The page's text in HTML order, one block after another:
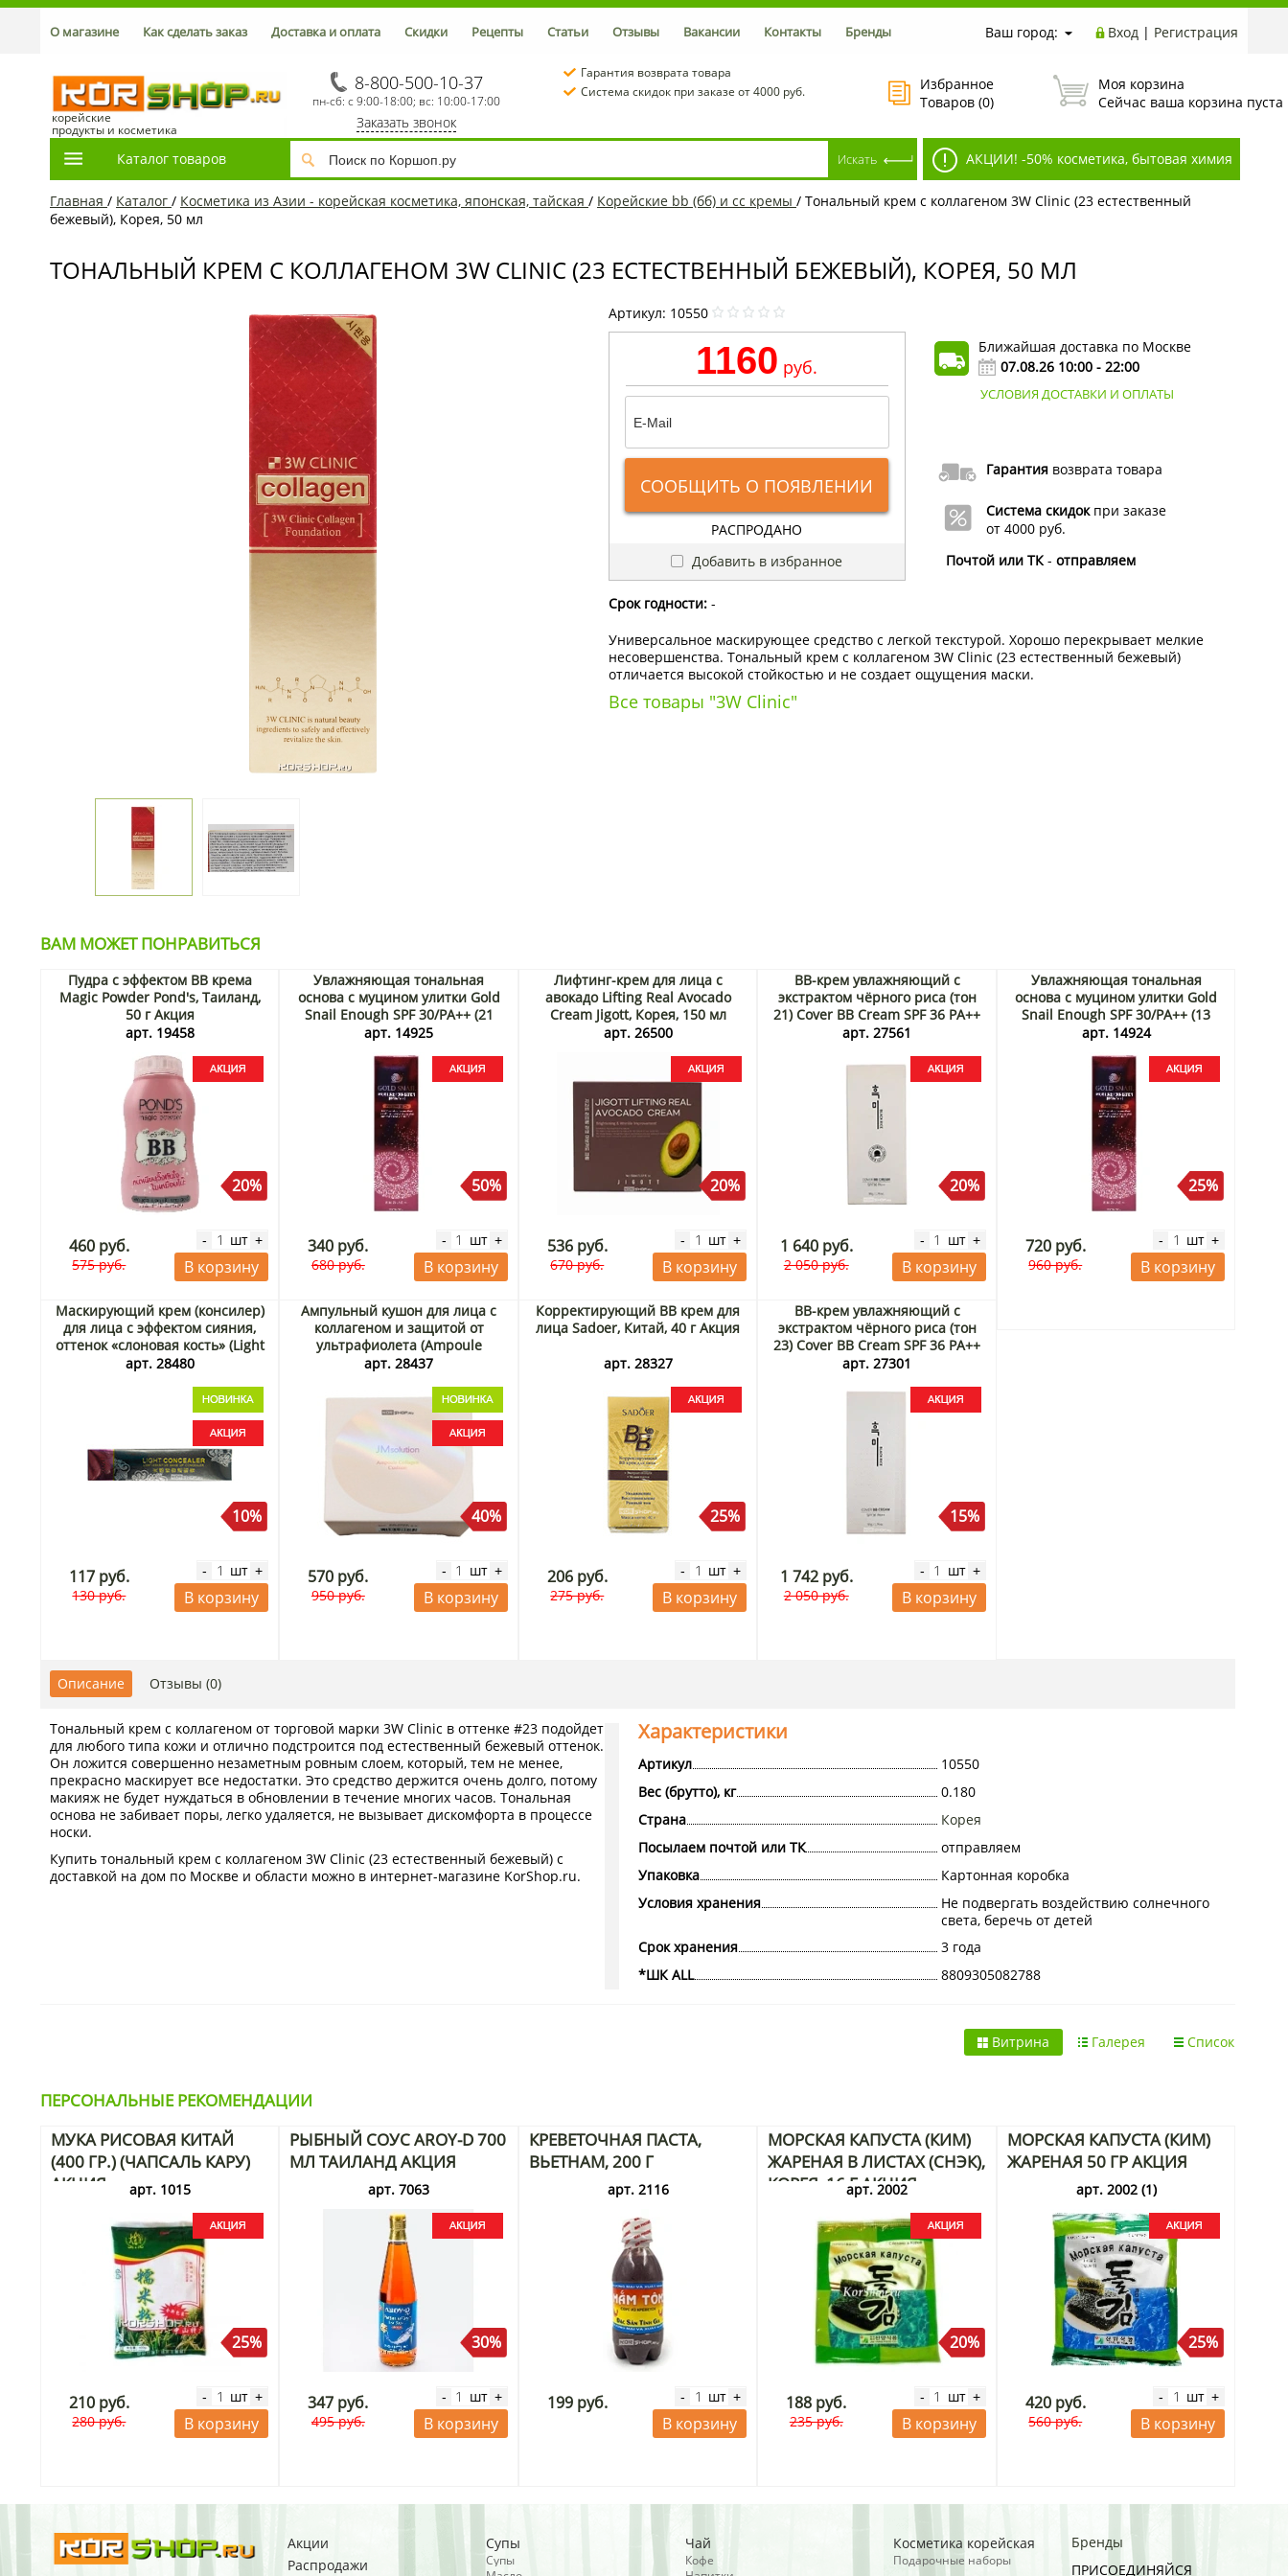
Ваш город: Вход | Регистрация
О магазине Как сделать заказ Доставка и оплата Скидки Рецепты Статьи Отзывы Вакансии Контакты Бренды
корейские
продукты и косметика
8-800-500-10-37
пн-сб: с 9:00-18:00; вс: 10:00-17:00
Заказать звонок
Гарантия возврата товара
Система скидок при заказе от 4000 руб.
Избранное
Товаров (0)
Моя корзина
Сейчас ваша корзина пуста
Каталог товаров АКЦИИ! -50% косметика, бытовая химия
Главная / Каталог / Косметика из Азии - корейская косметика, японская, тайская / Корейские bb (бб) и cc кремы / Тональный крем с коллагеном 3W Clinic (23 естественный
бежевый), Корея, 50 мл
ТОНАЛЬНЫЙ КРЕМ С КОЛЛАГЕНОМ 3W CLINIC (23 ЕСТЕСТВЕННЫЙ БЕЖЕВЫЙ), КОРЕЯ, 50 МЛ
Артикул: 10550
1160 руб.
СООБЩИТЬ О ПОЯВЛЕНИИ
РАСПРОДАНО
Добавить в избранное
Ближайшая доставка по Москве
07.08.26 10:00 - 22:00
УСЛОВИЯ ДОСТАВКИ И ОПЛАТЫ
Гарантиявозврата товара
Система скидокпри заказе
от 4000 руб.
Почтой или ТК- отправляем
Срок годности:-
Универсальное маскирующее средство с легкой текстурой. Хорошо перекрывает мелкие
несовершенства. Тональный крем с коллагеном 3W Clinic (23 естественный бежевый)
отличается высокой стойкостью и не создает ощущения маски.
Все товары "3W Clinic"
ВАМ МОЖЕТ ПОНРАВИТЬСЯ
Пудра с эффектом ВВ крема
Magic Powder Pond's, Таиланд,
50 г Акция
арт. 19458
20%
460 руб.
575 руб.
- шт +
В корзину
Увлажняющая тональная
основа с муцином улитки Gold
Snail Enough SPF 30/PA++ (21
натуральный беж), Корея Акция
арт. 14925
50%
340 руб.
680 руб.
- шт +
В корзину
Лифтинг-крем для лица с
авокадо Lifting Real Avocado
Cream Jigott, Корея, 150 мл
Акция
арт. 26500
20%
536 руб.
670 руб.
- шт +
В корзину
BB-крем увлажняющий с
экстрактом чёрного риса (тон
21) Cover BB Cream SPF 36 PA++
Black Rice, Корея, 50 г Акция
арт. 27561
20%
1 640 руб.
2 050 руб.
- шт +
В корзину
Увлажняющая тональная
основа с муцином улитки Gold
Snail Enough SPF 30/PA++ (13
светлый беж), Корея Акция
арт. 14924
25%
720 руб.
960 руб.
- шт +
В корзину
Маскирующий крем (консилер)
для лица с эффектом сияния,
оттенок «слоновая кость» (Light
Sensitive Concealer) Zozu, Китай,
арт. 28480
10%
117 руб.
130 руб.
- шт +
В корзину
Ампульный кушон для лица с
коллагеном и защитой от
ультрафиолета (Ampoule
Collagen Cushion) JMsolution,
арт. 28437
40%
570 руб.
950 руб.
- шт +
В корзину
Корректирующий BB крем для
лица Sadoer, Китай, 40 г Акция
арт. 28327
25%
206 руб.
275 руб.
- шт +
В корзину
BB-крем увлажняющий с
экстрактом чёрного риса (тон
23) Cover BB Cream SPF 36 PA++
Black Rice, Корея, 50 г Акция
арт. 27301
15%
1 742 руб.
2 050 руб.
- шт +
В корзину
Описание Отзывы (0)
Характеристики
Артикул
10550
Вес (брутто), кг
0.180
Страна
Корея
Посылаем почтой или ТК
отправляем
Упаковка
Картонная коробка
Условия хранения
Не подвергать воздействию солнечного
света, беречь от детей
Срок хранения
3 года
*ШК ALL
8809305082788
Тональный крем с коллагеном от торговой марки 3W Clinic в оттенке #23 подойдет
для любого типа кожи и отлично подстроится под естественный бежевый оттенок.
Он ложится совершенно незаметным ровным слоем, который, тем не менее,
прекрасно маскирует все недостатки. Это средство держится очень долго, потому
макияж не будет нуждаться в обновлении в течение многих часов. Тональная
основа не забивает поры, легко удаляется, не вызывает дискомфорта в процессе
носки.
Купить тональный крем с коллагеном 3W Clinic (23 естественный бежевый) с
доставкой на дом по Москве и области можно в интернет-магазине KorShop.ru.
Список
Галерея
Витрина
ПЕРСОНАЛЬНЫЕ РЕКОМЕНДАЦИИ
МУКА РИСОВАЯ КИТАЙ
(400 ГР.) (ЧАПСАЛЬ КАРУ)
АКЦИЯ
арт. 1015
25%
210 руб.
280 руб.
- шт +
В корзину
РЫБНЫЙ СОУС AROY-D 700
МЛ ТАИЛАНД АКЦИЯ
арт. 7063
30%
347 руб.
495 руб.
- шт +
В корзину
КРЕВЕТОЧНАЯ ПАСТА,
ВЬЕТНАМ, 200 Г
арт. 2116
199 руб. - шт +
В корзину
МОРСКАЯ КАПУСТА (КИМ)
ЖАРЕНАЯ В ЛИСТАХ (СНЭК),
КОРЕЯ, 16 Г АКЦИЯ
арт. 2002
20%
188 руб.
235 руб.
- шт +
В корзину
МОРСКАЯ КАПУСТА (КИМ)
ЖАРЕНАЯ 50 ГР АКЦИЯ
арт. 2002 (1)
25%
420 руб.
560 руб.
- шт +
В корзину
Акции
Распродажи
Супы
Супы
Чай
Кофе
Косметика корейская
Подарочные наборы
Бренды
ПРИСОЕДИНЯЙСЯ